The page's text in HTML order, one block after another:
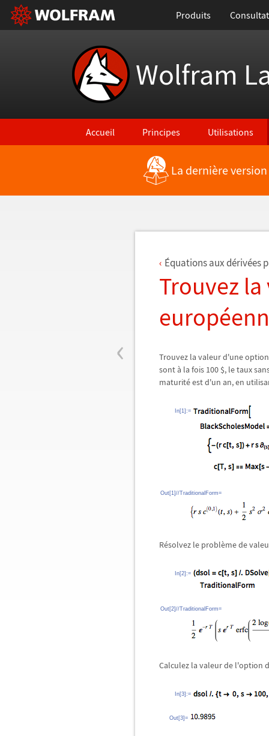
Produits
Wolfram
Accueil Principes Utilisations
Retour vers les nouvelles fonctionnalités
La dernière
‹
Équations aux dérivées
Trouvez
Trouvez la valeur d'une
sont à la fois 100 $, le taux
maturité est d'un an, en
In[1]:=
Out[1]//TraditionalForm=
Résolvez le problème de
In[2]:=
Out[2]//TraditionalForm=
Calculez la valeur de l'option
In[3]:=
Out[3]=